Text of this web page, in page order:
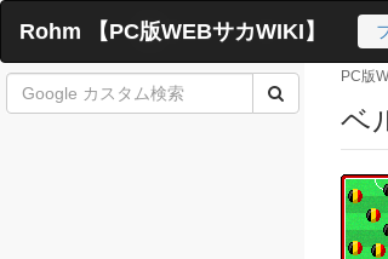
Rohm 【PC版WEBサカWIKI】
PC版
ベ